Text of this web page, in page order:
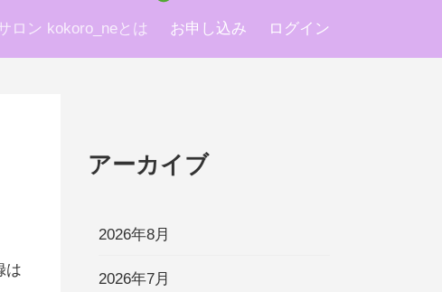
ロン kokoro_neとは お申し込み ログイン
は
アーカイブ
2026年8月
2026年7月